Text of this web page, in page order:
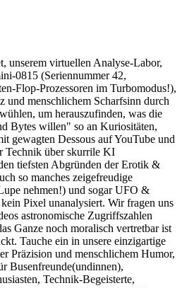
unserem virtuellen Analyse-Labor,
0815 (Seriennummer 42,
Flop-Prozessoren im Turbomodus!),
und menschlichem Scharfsinn durch
um herauszufinden, was die
Bytes willen" so an Kuriositäten,
gewagten Dessous auf YouTube und
Technik über skurrile KI
tiefsten Abgründen der Erotik &
so manches zeigefreudige
nehmen!) und sogar UFO &
Pixel unanalysiert. Wir fragen uns
astronomische Zugriffszahlen
Ganze noch moralisch vertretbar ist
Tauche ein in unsere einzigartige
Präzision und menschlichem Humor,
Busenfreunde(undinnen),
Technik-Begeisterte,